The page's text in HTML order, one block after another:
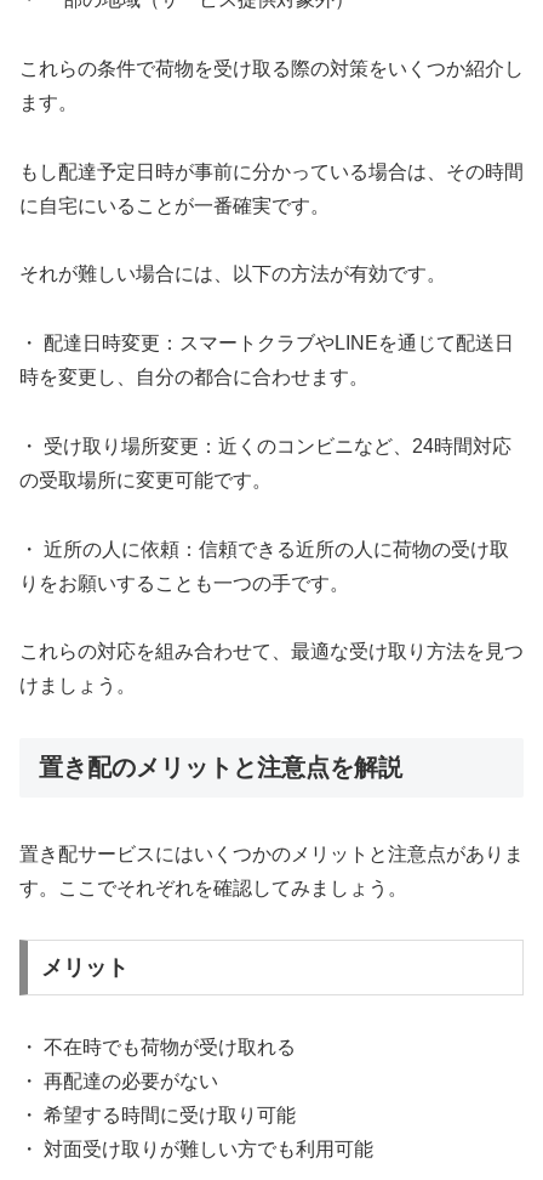
これらの条件で荷物を受け取る際の対策をいくつか紹介し
ます。
もし配達予定日時が事前に分かっている場合は、その時間
に自宅にいることが一番確実です。
それが難しい場合には、以下の方法が有効です。
・ 配達日時変更：スマートクラブやLINEを通じて配送日
時を変更し、自分の都合に合わせます。
・ 受け取り場所変更：近くのコンビニなど、24時間対応
の受取場所に変更可能です。
・ 近所の人に依頼：信頼できる近所の人に荷物の受け取
りをお願いすることも一つの手です。
これらの対応を組み合わせて、最適な受け取り方法を見つ
けましょう。
置き配のメリットと注意点を解説
置き配サービスにはいくつかのメリットと注意点がありま
す。ここでそれぞれを確認してみましょう。
メリット
・ 不在時でも荷物が受け取れる
・ 再配達の必要がない
・ 希望する時間に受け取り可能
・ 対面受け取りが難しい方でも利用可能